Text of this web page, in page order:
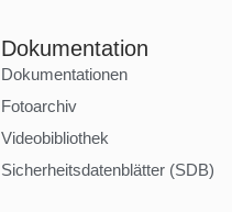
Dokumentation
Dokumentationen
Fotoarchiv
Videobibliothek
Sicherheitsdatenblätter (SDB)